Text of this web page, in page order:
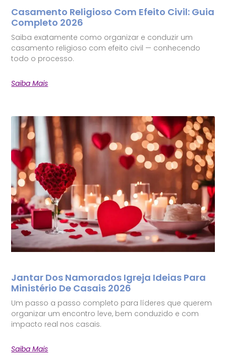
Casamento Religioso Com Efeito Civil: Guia
Completo 2026
Saiba exatamente como organizar e conduzir um
casamento religioso com efeito civil — conhecendo
todo o processo.
Saiba Mais
Jantar Dos Namorados Igreja Ideias Para
Ministério De Casais 2026
Um passo a passo completo para líderes que querem
organizar um encontro leve, bem conduzido e com
impacto real nos casais.
Saiba Mais